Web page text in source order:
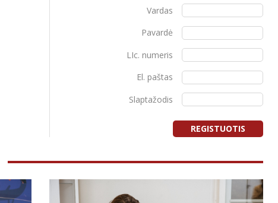
Vardas
Pavardė
LIc. numeris
El. paštas
Slaptažodis
REGISTUOTIS